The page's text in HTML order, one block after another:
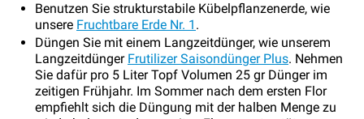
Benutzen Sie strukturstabile Kübelpflanzenerde, wie
unsere Fruchtbare Erde Nr. 1 .
Düngen Sie mit einem Langzeitdünger, wie unserem
Langzeitdünger Frutilizer Saisondünger Plus. Nehmen
Sie dafür pro 5 Liter Topf Volumen 25 gr Dünger im
zeitigen Frühjahr. Im Sommer nach dem ersten Flor
empfiehlt sich die Düngung mit der halben Menge zu